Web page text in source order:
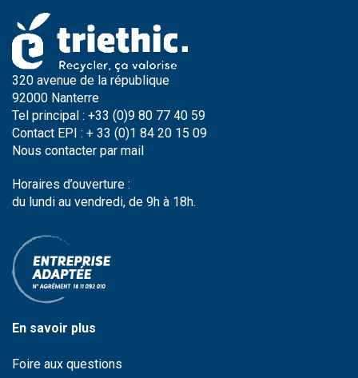
320 avenue de la république
92000 Nanterre
Tel principal : +33 (0)9 80 77 40 59
Contact EPI : + 33 (0)1 84 20 15 09
Nous contacter par mail
Horaires d’ouverture :
du lundi au vendredi, de 9h à 18h.
En savoir plus
Foire aux questions